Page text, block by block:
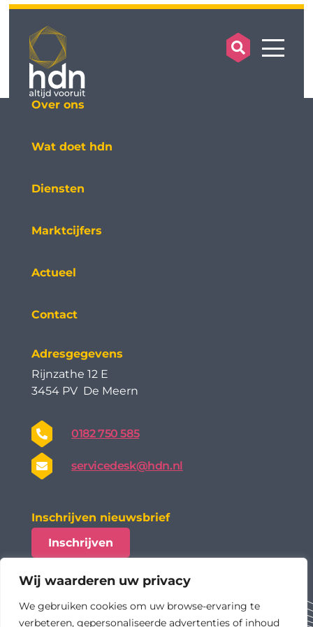
Wij waarderen uw privacy
We gebruiken cookies om uw browse-ervaring te
verbeteren, gepersonaliseerde advertenties of inhoud
search
Over ons
Wat doet hdn
Diensten
Marktcijfers
Actueel
Contact
Adresgegevens
Rijnzathe 12 E
3454 PV De Meern
0182 750 585
servicedesk@hdn.nl
Inschrijven nieuwsbrief
Inschrijven